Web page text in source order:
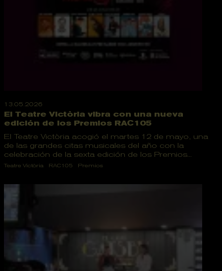
13.05.2026
El Teatre Victòria vibra con una nueva
edición de los Premios RAC105
El Teatre Victòria acogió el martes 12 de mayo, una
de las grandes citas musicales del año con la
celebración de la sexta edición de los Premios...
Teatre Victòria RAC105 Premios